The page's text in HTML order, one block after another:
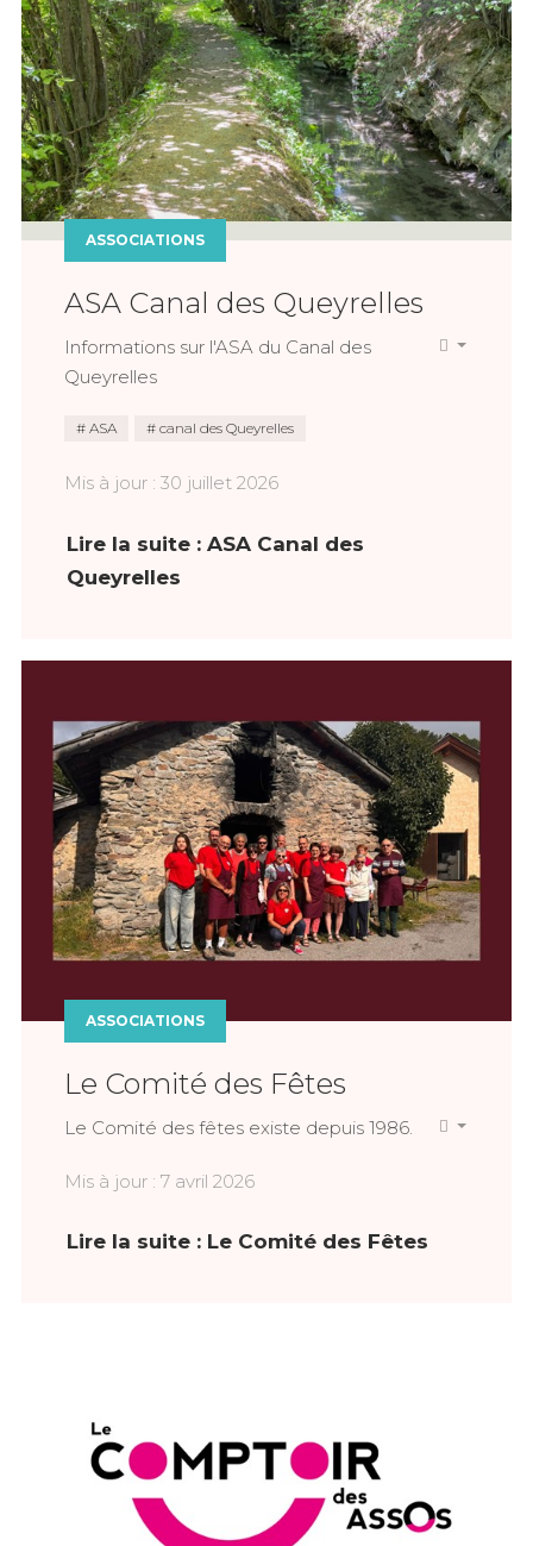
ASSOCIATIONS
ASA Canal des Queyrelles
Informations sur l'ASA du Canal des
Queyrelles
ASA canal des Queyrelles
Mis à jour : 30 juillet 2026
Lire la suite : ASA Canal des
Queyrelles
ASSOCIATIONS
Le Comité des Fêtes
Le Comité des fêtes existe depuis 1986.
Mis à jour : 7 avril 2026
Lire la suite : Le Comité des Fêtes